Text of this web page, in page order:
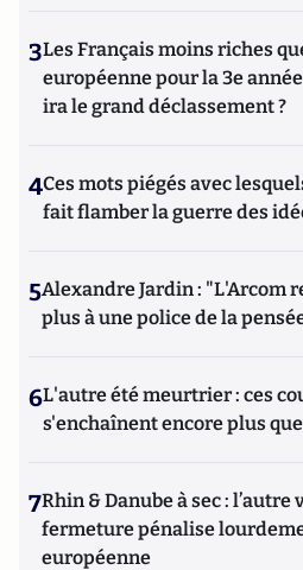
3Les Français moins riches
européenne pour la 3e
ira le grand déclassement ?
4Ces mots piégés avec
fait flamber la guerre des
5Alexandre Jardin : "L'Arcom
plus à une police de la
6L'autre été meurtrier : ces
s'enchaînent encore plus
7Rhin & Danube à sec : l’autre
fermeture pénalise
européenne